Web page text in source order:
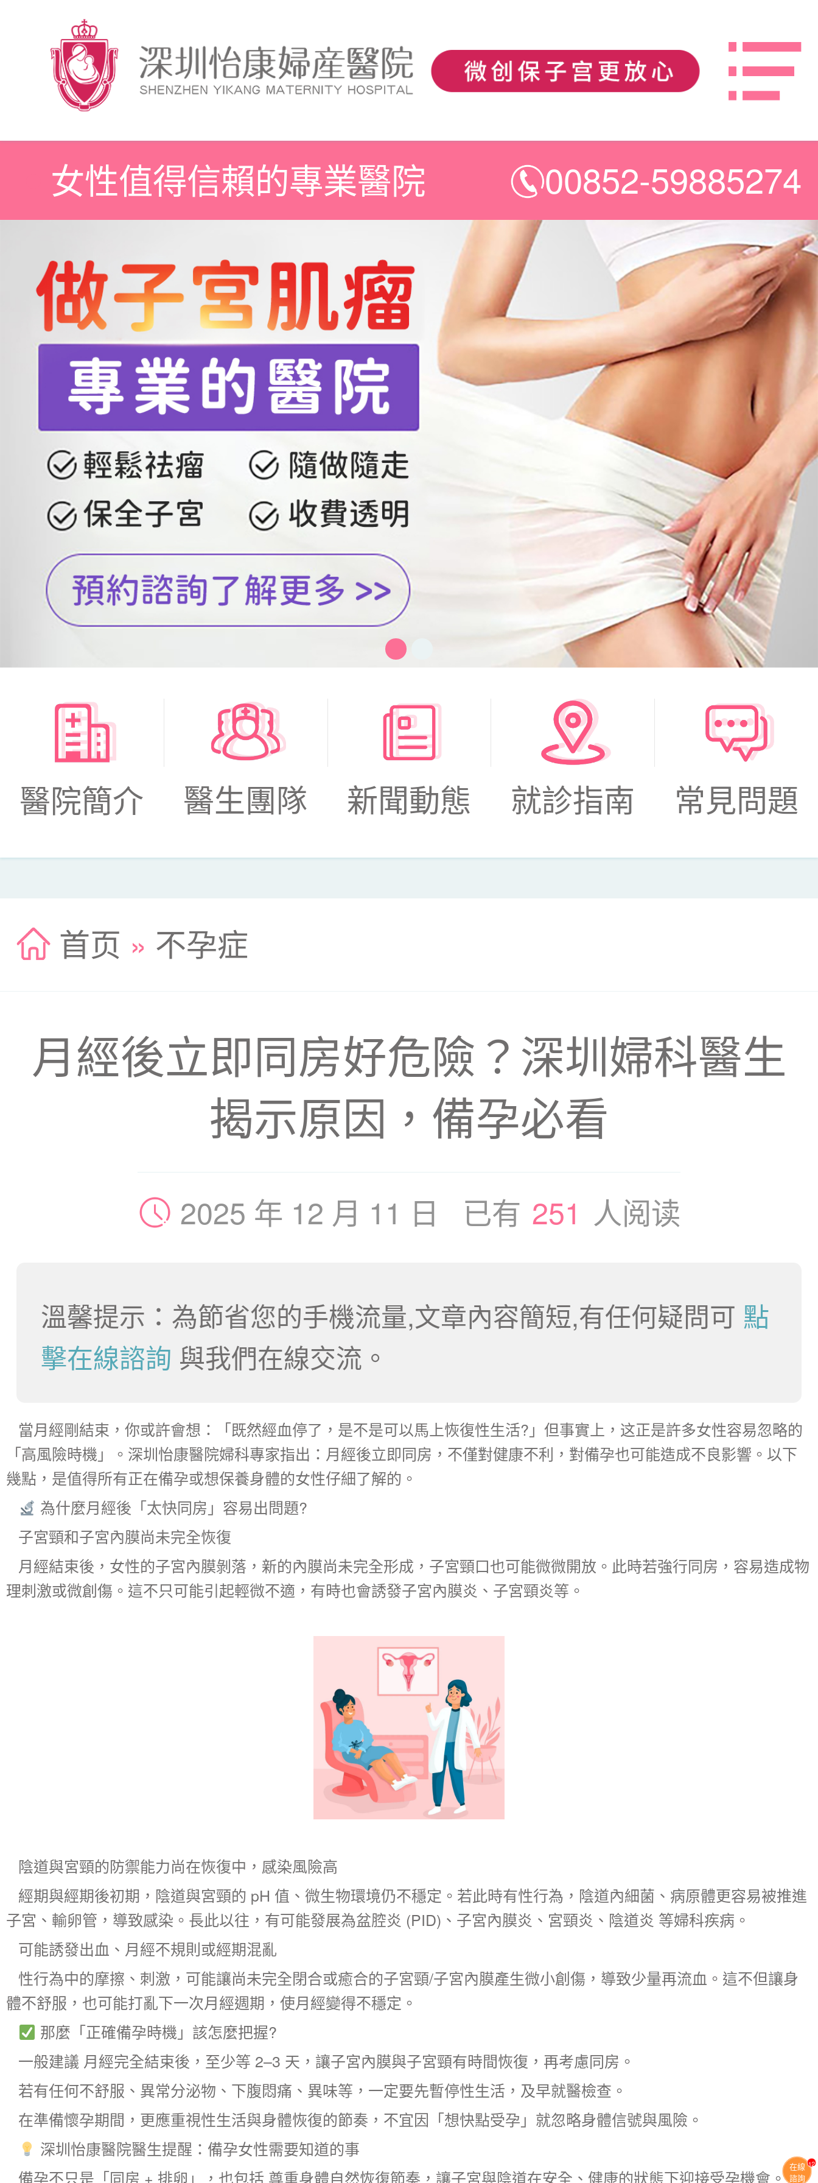
女性值得信賴的專業醫院 00852-59885274
醫院簡介 醫生團隊 新聞動態 就診指南 常見問題
首页 » 不孕症
月經後立即同房好危險？深圳婦科醫生
揭示原因，備孕必看
2025 年 12 月 11 日 已有 251 人阅读
溫馨提示：為節省您的手機流量,文章內容簡短,有任何疑問可 點
擊在線諮詢 與我們在線交流。
當月經剛結束，你或許會想：「既然經血停了，是不是可以馬上恢復性生活?」但事實上，这正是許多女性容易忽略的
「高風險時機」。深圳怡康醫院婦科專家指出：月經後立即同房，不僅對健康不利，對備孕也可能造成不良影響。以下
幾點，是值得所有正在備孕或想保養身體的女性仔細了解的。
為什麼月經後「太快同房」容易出問題?
子宮頸和子宮內膜尚未完全恢復
月經結束後，女性的子宮內膜剝落，新的內膜尚未完全形成，子宮頸口也可能微微開放。此時若強行同房，容易造成物
理刺激或微創傷。這不只可能引起輕微不適，有時也會誘發子宮內膜炎、子宮頸炎等。
陰道與宮頸的防禦能力尚在恢復中，感染風險高
經期與經期後初期，陰道與宮頸的 pH 值、微生物環境仍不穩定。若此時有性行為，陰道內細菌、病原體更容易被推進
子宮、輸卵管，導致感染。長此以往，有可能發展為盆腔炎 (PID)、子宮內膜炎、宮頸炎、陰道炎 等婦科疾病。
可能誘發出血、月經不規則或經期混亂
性行為中的摩擦、刺激，可能讓尚未完全閉合或癒合的子宮頸/子宮內膜產生微小創傷，導致少量再流血。這不但讓身
體不舒服，也可能打亂下一次月經週期，使月經變得不穩定。
那麼「正確備孕時機」該怎麼把握?
一般建議 月經完全結束後，至少等 2–3 天，讓子宮內膜與子宮頸有時間恢復，再考慮同房。
若有任何不舒服、異常分泌物、下腹悶痛、異味等，一定要先暫停性生活，及早就醫檢查。
在準備懷孕期間，更應重視性生活與身體恢復的節奏，不宜因「想快點受孕」就忽略身體信號與風險。
深圳怡康醫院醫生提醒：備孕女性需要知道的事
備孕不只是「同房 + 排卵」，也包括 尊重身體自然恢復節奏，讓子宮與陰道在安全、健康的狀態下迎接受孕機會。
在線
諮詢
11